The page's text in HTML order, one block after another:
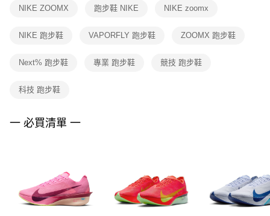
客戶支援中心」https://netprotections.freshdesk.com/support/home
１．透過由恩沛科技股份有限公司提供之「AFTEE先享後付」服務完成之交
權轉讓予恩沛科技股份有限公司。
３．未成年的使用者請事先徵得法定代理人或監護人之同意方可使用
４．使用「AFTEE先享後付」時，將依據個別帳號之用戶狀況，依本公司即
NIKE ZOOMX 跑步鞋 NIKE NIKE zoomx
NIKE 跑步鞋 VAPORFLY 跑步鞋 ZOOMX 跑步鞋
Next% 跑步鞋 專業 跑步鞋 競技 跑步鞋
科技 跑步鞋
一 必買清單 一